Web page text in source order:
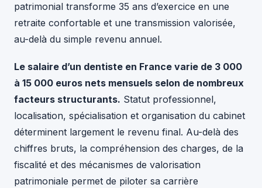
patrimonial transforme 35 ans d’exercice en une
retraite confortable et une transmission valorisée,
au-delà du simple revenu annuel.
Le salaire d’un dentiste en France varie de 3 000
à 15 000 euros nets mensuels selon de nombreux
facteurs structurants. Statut professionnel,
localisation, spécialisation et organisation du cabinet
déterminent largement le revenu final. Au-delà des
chiffres bruts, la compréhension des charges, de la
fiscalité et des mécanismes de valorisation
patrimoniale permet de piloter sa carrière